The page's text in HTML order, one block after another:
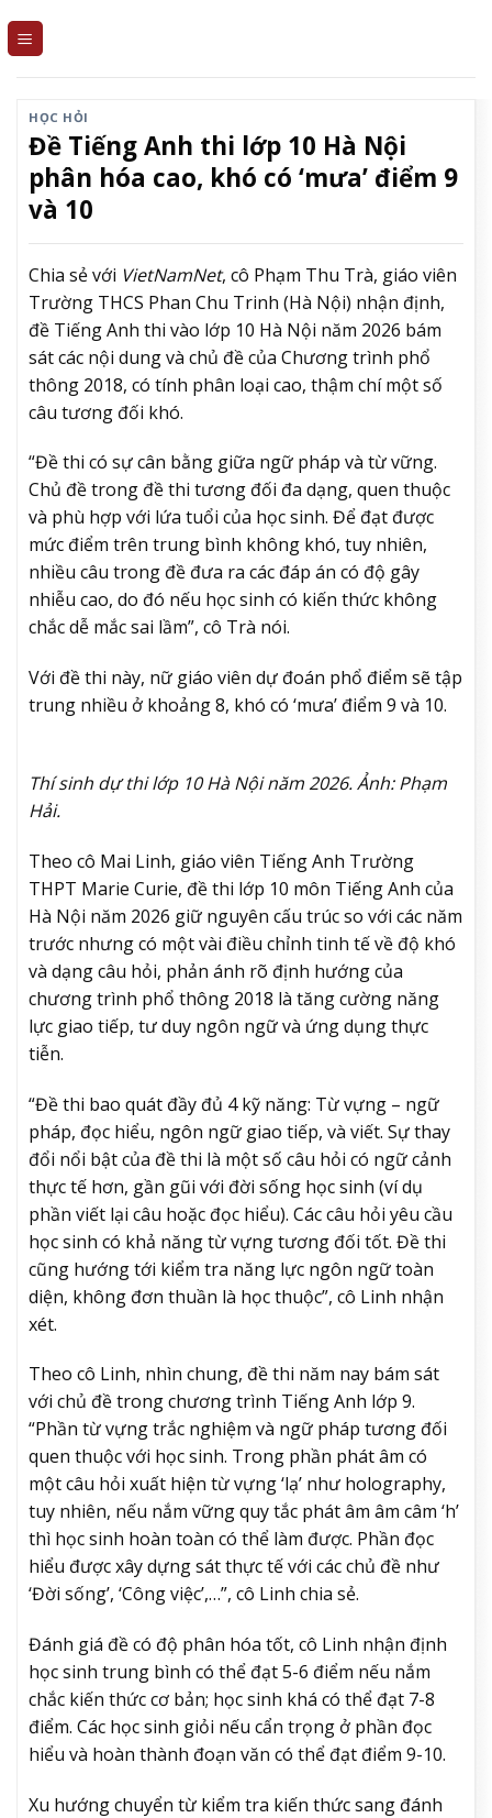
HỌC HỎI
Đề Tiếng Anh thi lớp 10 Hà Nội
phân hóa cao, khó có ‘mưa’ điểm 9
và 10
Chia sẻ với VietNamNet, cô Phạm Thu Trà, giáo viên
Trường THCS Phan Chu Trinh (Hà Nội) nhận định,
đề Tiếng Anh thi vào lớp 10 Hà Nội năm 2026 bám
sát các nội dung và chủ đề của Chương trình phổ
thông 2018, có tính phân loại cao, thậm chí một số
câu tương đối khó.
“Đề thi có sự cân bằng giữa ngữ pháp và từ vững.
Chủ đề trong đề thi tương đối đa dạng, quen thuộc
và phù hợp với lứa tuổi của học sinh. Để đạt được
mức điểm trên trung bình không khó, tuy nhiên,
nhiều câu trong đề đưa ra các đáp án có độ gây
nhiễu cao, do đó nếu học sinh có kiến thức không
chắc dễ mắc sai lầm”, cô Trà nói.
Với đề thi này, nữ giáo viên dự đoán phổ điểm sẽ tập
trung nhiều ở khoảng 8, khó có ‘mưa’ điểm 9 và 10.
Thí sinh dự thi lớp 10 Hà Nội năm 2026. Ảnh: Phạm
Hải.
Theo cô Mai Linh, giáo viên Tiếng Anh Trường
THPT Marie Curie, đề thi lớp 10 môn Tiếng Anh của
Hà Nội năm 2026 giữ nguyên cấu trúc so với các năm
trước nhưng có một vài điều chỉnh tinh tế về độ khó
và dạng câu hỏi, phản ánh rõ định hướng của
chương trình phổ thông 2018 là tăng cường năng
lực giao tiếp, tư duy ngôn ngữ và ứng dụng thực
tiễn.
“Đề thi bao quát đầy đủ 4 kỹ năng: Từ vựng – ngữ
pháp, đọc hiểu, ngôn ngữ giao tiếp, và viết. Sự thay
đổi nổi bật của đề thi là một số câu hỏi có ngữ cảnh
thực tế hơn, gần gũi với đời sống học sinh (ví dụ
phần viết lại câu hoặc đọc hiểu). Các câu hỏi yêu cầu
học sinh có khả năng từ vựng tương đối tốt. Đề thi
cũng hướng tới kiểm tra năng lực ngôn ngữ toàn
diện, không đơn thuần là học thuộc”, cô Linh nhận
xét.
Theo cô Linh, nhìn chung, đề thi năm nay bám sát
với chủ đề trong chương trình Tiếng Anh lớp 9.
“Phần từ vựng trắc nghiệm và ngữ pháp tương đối
quen thuộc với học sinh. Trong phần phát âm có
một câu hỏi xuất hiện từ vựng ‘lạ’ như holography,
tuy nhiên, nếu nắm vững quy tắc phát âm âm câm ‘h’
thì học sinh hoàn toàn có thể làm được. Phần đọc
hiểu được xây dựng sát thực tế với các chủ đề như
‘Đời sống’, ‘Công việc’,…”, cô Linh chia sẻ.
Đánh giá đề có độ phân hóa tốt, cô Linh nhận định
học sinh trung bình có thể đạt 5-6 điểm nếu nắm
chắc kiến thức cơ bản; học sinh khá có thể đạt 7-8
điểm. Các học sinh giỏi nếu cẩn trọng ở phần đọc
hiểu và hoàn thành đoạn văn có thể đạt điểm 9-10.
Xu hướng chuyển từ kiểm tra kiến thức sang đánh